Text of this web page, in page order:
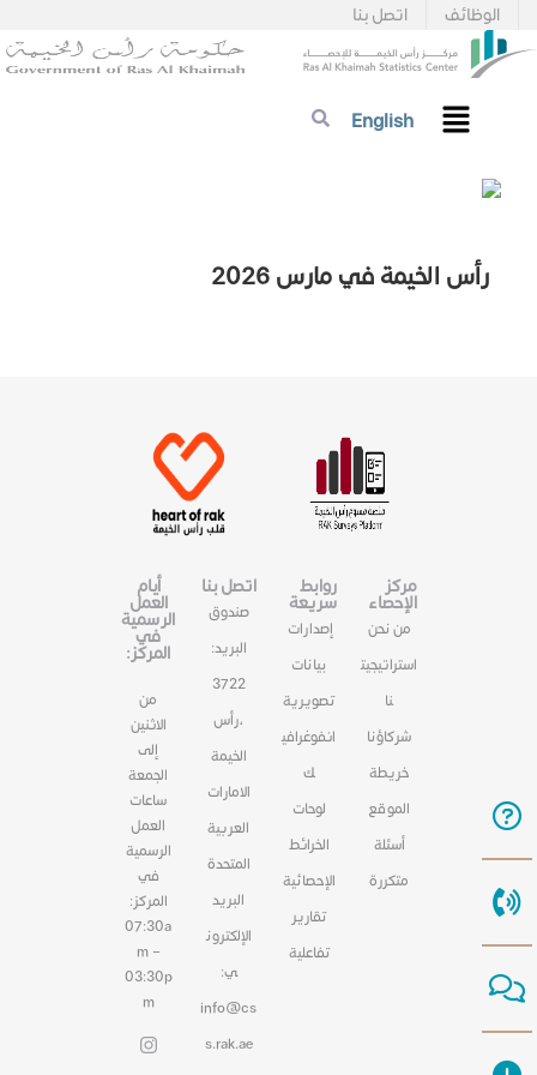
اتصل بنا الوظائف
English
رأس الخيمة في مارس 2026
مركز
الإحصاء
من نحن
استراتيجيت
نا
شركاؤنا
خريطة
الموقع
أسئلة
متكررة
روابط
سريعة
إصدارات
بيانات
تصويرية
انفوغرافي
ك
لوحات
الخرائط
الإحصائية
تقارير
تفاعلية
اتصل بنا
صندوق
البريد:
3722
،رأس
الخيمة
الامارات
العربية
المتحدة
البريد
الإلكترون
ي:
info@cs
s.rak.ae
أيام
العمل
الرسمية
في
المركز:
من
الاثنين
إلى
الجمعة
ساعات
العمل
الرسمية
في
المركز:
07:30a
m –
03:30p
m